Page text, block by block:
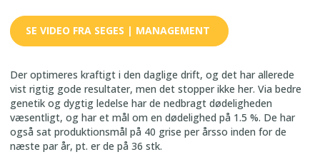
SE VIDEO FRA SEGES | MANAGEMENT
Der optimeres kraftigt i den daglige drift, og det har allerede
vist rigtig gode resultater, men det stopper ikke her. Via bedre
genetik og dygtig ledelse har de nedbragt dødeligheden
væsentligt, og har et mål om en dødelighed på 1.5 %. De har
også sat produktionsmål på 40 grise per årsso inden for de
næste par år, pt. er de på 36 stk.